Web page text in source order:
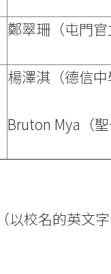
鄭翠珊（屯門官
楊澤淇（德信中
Bruton Mya（
以校名的英文